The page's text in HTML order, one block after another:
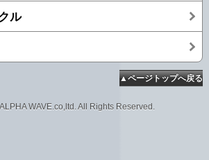
ル
▲ページトップへ戻る
WAVE.co,ltd. All Rights Reserved.